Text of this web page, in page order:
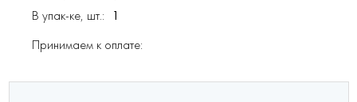
В упак-ке, шт.:
1
Принимаем к оплате: